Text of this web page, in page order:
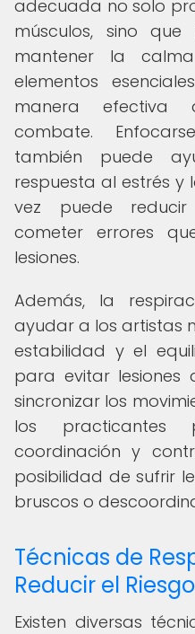
adecuada no solo
músculos, sino
mantener la
elementos
manera efectiva
combate.
también puede
respuesta al estrés y
vez puede
cometer errores
lesiones.
Además, la
ayudar a los artistas
estabilidad y el
para evitar lesiones
sincronizar los
los practicantes
coordinación y
posibilidad de sufrir
bruscos o
Técnicas de
Reducir el
Existen diversas